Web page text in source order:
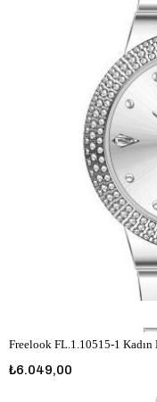
Freelook FL.1.10515-1 Kadın
₺6.049,00